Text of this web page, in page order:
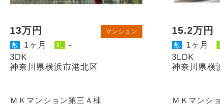
13万円 マンション
敷 1ヶ月 礼
-
3DK
神奈川県横浜市港北区
15.2万円
敷 1ヶ月
3LDK
神奈川県横
ＭＫマンション第三Ａ棟 ＭＫマンシ